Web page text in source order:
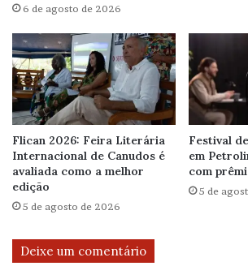
6 de agosto de 2026
Flican 2026: Feira Literária
Internacional de Canudos é
avaliada como a melhor
edição
5 de agosto de 2026
Festival
em
com
5 de
Deixe um comentário